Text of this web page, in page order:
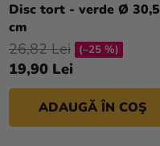
Disc tort - verde Ø 30,5
cm
19,90 Lei
26,82 Lei (–25 %)
ADAUGĂ ÎN COŞ